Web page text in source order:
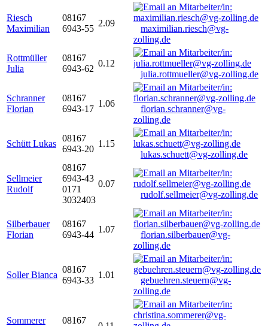
Riesch
Maximilian
08167
6943-55
2.09
maximilian.riesch@vg-
zolling.de
Rottmüller
Julia
08167
6943-62
0.12
julia.rottmueller@vg-zolling.de
Schranner
Florian
08167
6943-17
1.06
florian.schranner@vg-
zolling.de
Schütt Lukas
08167
6943-20
1.15
lukas.schuett@vg-zolling.de
Sellmeier
Rudolf
08167
6943-43
0171
3032403
0.07
rudolf.sellmeier@vg-zolling.de
Silberbauer
Florian
08167
6943-44
1.07
florian.silberbauer@vg-
zolling.de
Soller Bianca
08167
6943-33
1.01
gebuehren.steuern@vg-
zolling.de
Sommerer
08167